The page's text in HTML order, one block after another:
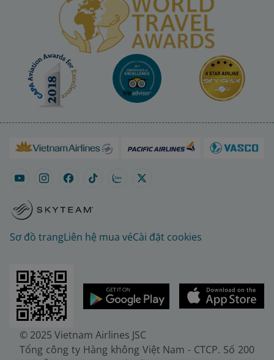
Sơ đồ trangLiên hệ mua véCài đặt cookies
© 2025 Vietnam Airlines JSC
Tổng công ty Hàng không Việt Nam - CTCP. Số 200